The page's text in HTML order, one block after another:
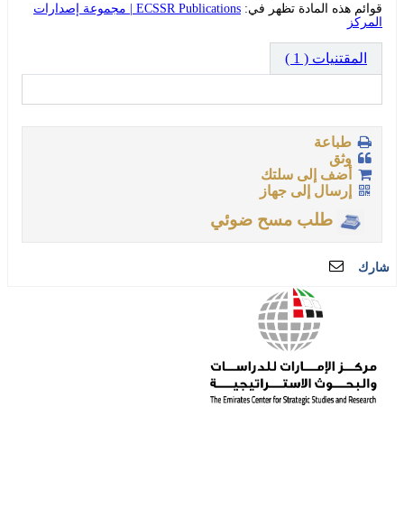
قوائم هذه المادة تظهر في:
ECSSR Publications | مجموعة إصدارات
المركز
المقتنيات ( 1 )
طباعة
وثق
أضف إلى سلتك
إرسال إلى جهاز
طلب مسح ضوئي
شارك